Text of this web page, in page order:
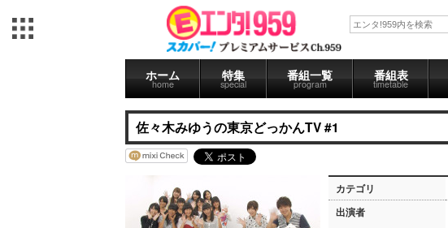
ホーム
home
特集
special
番組一覧
program
番組表
timetable
佐々木みゆうの東京どっかんTV #1
カテゴリ
出演者